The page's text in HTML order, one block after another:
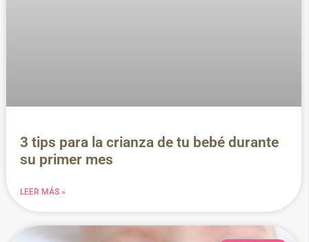
3 tips para la crianza de tu bebé durante
su primer mes
LEER MÁS »